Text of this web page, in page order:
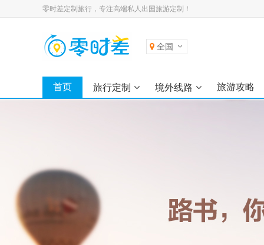
零时差定制旅行，专注高端私人出国旅游定制！
全国
首页 旅行定制 境外线路 旅游攻略